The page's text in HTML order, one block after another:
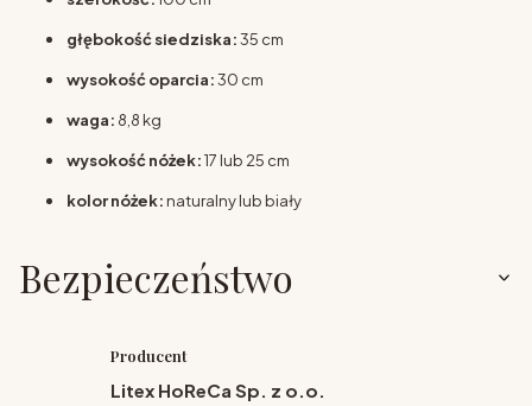
głębokość siedziska:35 cm
wysokość oparcia:30 cm
waga: 8,8 kg
wysokość nóżek:17 lub 25 cm
kolor nóżek: naturalny lub biały
Bezpieczeństwo
Producent
Litex HoReCa Sp. z o.o.